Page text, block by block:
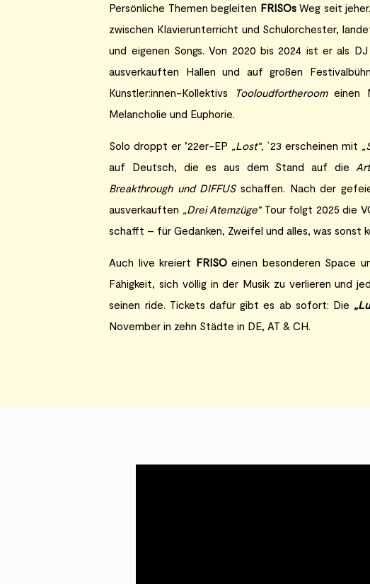
Persönliche Themen begleiten FRISOsWeg seit
zwischen Klavierunterricht und Schulorchester,
und eigenen Songs. Von 2020 bis 2024 ist er als
ausverkauften Hallen und auf großen
Künstler:innen-Kollektivs
Tooloudfortheroomeinen
Melancholie und Euphorie.
Solo droppt er ’22er-EP „Lost“, `23 erscheinen mit
auf Deutsch, die es aus dem Stand auf die
Breakthrough und DIFFUSschaffen. Nach der
ausverkauften „Drei Atemzüge“Tour folgt 2025 die
schafft – für Gedanken, Zweifel und alles, was sonst
Auch live kreiert FRISOeinen besonderen Space
Fähigkeit, sich völlig in der Musik zu verlieren und
seinen ride. Tickets dafür gibt es ab sofort: Die
November in zehn Städte in DE, AT & CH.